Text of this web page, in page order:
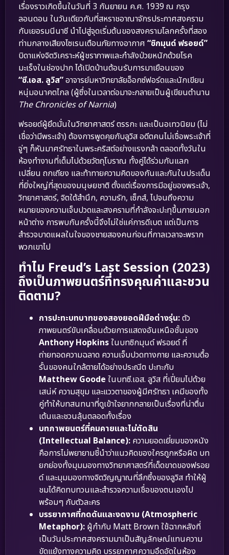
เรื่องราวเกิดขึ้นในวันที่ 3 กันยายน ค.ศ. 1939 ณ กรุง
ลอนดอน ในวันเดียวกับที่สหราชอาณาจักรประกาศสงคราม
กับเยอรมนีนาซี นำไปสู่จุดเริ่มต้นของสงครามโลกครั้งที่สอง
ท่ามกลางเสียงไซเรนเตือนภัยทางอากาศ “ซิกมุนด์ ฟรอยด์”
บิดาแห่งจิตวิเคราะห์ผู้ชราภาพและกำลังป่วยหนักด้วยโรค
มะเร็งในช่องปาก ได้เปิดบ้านต้อนรับการมาเยือนของ
“ซี.เอส. ลูวิส”อาจารย์มหาวิทยาลัยอ็อกซ์ฟอร์ดและนักเขียน
หนุ่มอนาคตไกล (ผู้ซึ่งในเวลาต่อมาจะกลายเป็นผู้เขียนตำนาน
The Chronicles of Narnia)
ฟรอยด์ผู้ยึดมั่นในวิทยาศาสตร์ ตรรกะ และเป็นอเทวนิยม (ไม่
เชื่อว่ามีพระเจ้า) ต้องการพูดคุยกับลูวิส อดีตคนไม่เชื่อพระเจ้าที่
จู่ๆ ก็หันมาศรัทธาในพระคริสต์อย่างแรงกล้า ตลอดทั้งวันใน
ห้องทำงานที่เต็มไปด้วยวัตถุโบราณ ทั้งคู่ได้ร่วมกันแลก
เปลี่ยน ถกเถียง และท้าทายความคิดของกันและกันในประเด็น
ที่ยิ่งใหญ่ที่สุดของมนุษยชาติ ตั้งแต่เรื่องการมีอยู่ของพระเจ้า,
วิทยาศาสตร์, จิตใต้สำนึก, ความรัก, เซ็กส์, ไปจนถึงความ
หมายของความเจ็บปวดและสงครามที่กำลังจะปะทุขึ้นภายนอก
หน้าต่าง การพบกันครั้งนี้จึงไม่ใช่แค่การดีเบต แต่เป็นการ
สำรวจบาดแผลในใจของชายสองคนก่อนที่กาลเวลาจะพราก
พวกเขาไป
ทำไม Freud’s Last Session (2023)
ถึงเป็นภาพยนตร์ที่ทรงคุณค่าและชวน
ติดตาม?
การปะทะบทบาทของสองยอดฝีมือต่างรุ่น:ตัว
ภาพยนตร์ขับเคลื่อนด้วยการแสดงอันเหนือชั้นของ
Anthony Hopkinsในบทซิกมุนด์ ฟรอยด์ ที่
ถ่ายทอดความฉลาด ความเจ็บปวดทางกาย และความดื้อ
รั้นของคนใกล้ตายได้อย่างประณีต ปะทะกับ
Matthew Goode ในบทซี.เอส. ลูวิส ที่เปี่ยมไปด้วย
เสน่ห์ ความสุขุม และแววตาของผู้มีศรัทธา เคมีของทั้ง
คู่ทำให้บทสนทนาที่ดูเข้าใจยากกลายเป็นเรื่องที่น่าตื่น
เต้นและชวนลุ้นตลอดทั้งเรื่อง
บทภาพยนตร์ที่คมคายและไม่ตัดสิน
(Intellectual Balance): ความยอดเยี่ยมของหนัง
คือการไม่พยายามชี้นำว่าแนวคิดของใครถูกหรือผิด บท
ยกย่องทั้งมุมมองทางวิทยาศาสตร์ที่เด็ดขาดของฟรอย
ด์ และมุมมองทางจิตวิญญาณที่ลึกซึ้งของลูวิส ทำให้ผู้
ชมได้คิดทบทวนและสำรวจความเชื่อของตนเองไป
พร้อมๆ กับตัวละคร
บรรยากาศที่กดดันและงดงาม (Atmospheric
Metaphor): ผู้กำกับ Matt Brown ใช้ฉากหลังที่
เป็นวันประกาศสงครามมาเป็นสัญลักษณ์แทนความ
ขัดแย้งทางความคิด บรรยากาศความอึดอัดในห้อง